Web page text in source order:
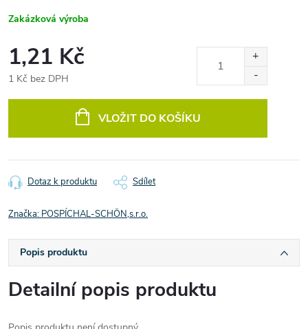
Zakázková výroba
1,21 Kč
1 Kč bez DPH
VLOŽIT DO KOŠÍKU
Dotaz k produktu Sdílet
Značka: POSPÍCHAL-SCHÖN,s.r.o.
Popis produktu
Detailní popis produktu